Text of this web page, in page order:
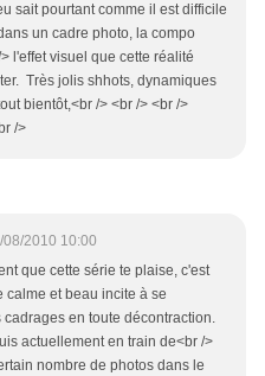
sait pourtant comme il est difficile
un cadre photo, la compo
l'effet visuel que cette réalité
Très jolis shhots, dynamiques
bientôt,<br /> <br /> <br />
/>
08/2010 10:00
que cette série te plaise, c'est
calme et beau incite à se
cadrages en toute décontraction.
actuellement en train de<br />
nombre de photos dans le